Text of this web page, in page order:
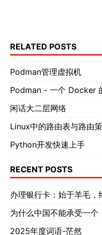
RELATED POSTS
Podman管理虚拟机
Podman - 一个 Docker
闲话大二层网络
Linux中的路由表与路由
Python开发快速上手
RECENT POSTS
办理银行卡：始于羊毛，
为什么中国不能承受一个
2025年度词语-茫然